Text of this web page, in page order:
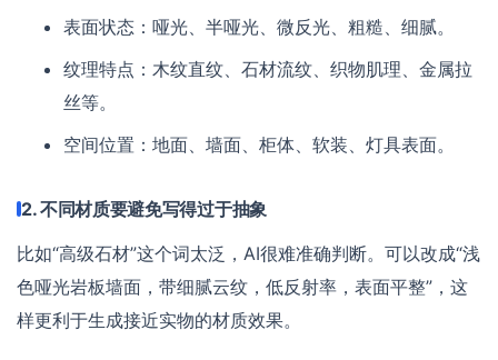
表面状态：哑光、半哑光、微反光、粗糙、细腻。
纹理特点：木纹直纹、石材流纹、织物肌理、金属拉
丝等。
空间位置：地面、墙面、柜体、软装、灯具表面。
2. 不同材质要避免写得过于抽象
比如“高级石材”这个词太泛，AI很难准确判断。可以改成“浅
色哑光岩板墙面，带细腻云纹，低反射率，表面平整”，这
样更利于生成接近实物的材质效果。